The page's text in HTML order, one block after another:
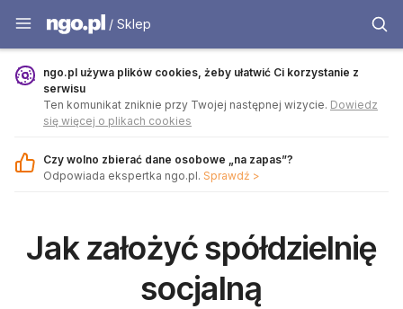
Sklep - ngo.pl
/ Sklep
ngo.pl używa plików cookies, żeby ułatwić Ci korzystanie z
serwisu
Ten komunikat zniknie przy Twojej następnej wizycie. Dowiedz
się więcej o plikach cookies
Czy wolno zbierać dane osobowe „na zapas”?
Odpowiada ekspertka ngo.pl. Sprawdź >
Jak założyć spółdzielnię
socjalną